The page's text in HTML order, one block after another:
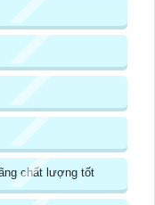
chất lượng tốt